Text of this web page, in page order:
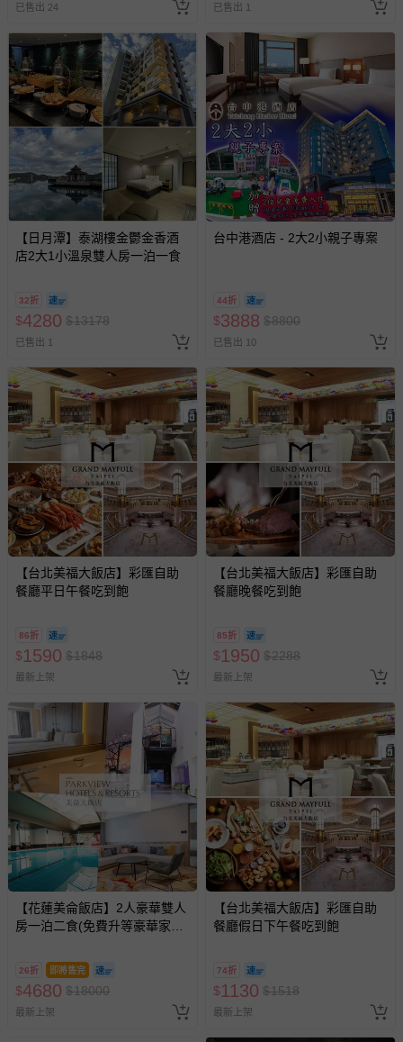
非以有形媒介提供之數位內容或一經提供即為完成之線
上服務，經消費者事先同意始提供（例如線上課程、遊
戲或活動點數等）。
已拆封之以下類型商品：
-個人衛生用品（例如尿布、貼身衣物、泳裝、襪子、地
墊、寢具類等）。
-新生兒親膚衣物（嬰幼兒包巾與背巾、包屁衣、學習
褲、紗布衣等）。
-接觸性孕哺產品（奶嘴、奶瓶、擠乳器、哺乳衣、托腹
帶束縛衣、餐搖椅等）。
-其他原廠盒裝商品封口處已貼上「不可拆封」，或具警
示字句等說明貼紙、封條者。
國際航空、客運、訂房等服務。
相關的退換貨辦理流程，可詳見：退換貨 & 退款問題
其他常見問題：
運送服務：目前提供的運送僅限台灣本島。如您位於離島地
區，可能會無法配送，或須依據商品需加收離島運費。廠商
亦保留出貨與否的權利。離島、偏遠地區、樓層親送等加價
費用，可能會另需加收。
商品實際的配達日期，可於訂單個人資料內的查詢訂單內，
已出貨通知之訊息為主。
如您收到商品，請依正常流程檢查是否完好，若商品遇瑕疵
情形，您可申請更換新品或退貨，請見： 退貨的辦理流程
若您對於會員帳號、商品訂購與資訊、購物流程、付款方
式、折價券與購物金的使用、退貨及商品運送方式等有疑
預購商品：預購為海外同步代購，遇缺貨即會通知媽咪並協
助取消退款事宜。
商品如因「價格、組合」等錯誤原因，導致無法安排出貨，
會主動以簡訊及mail通知訂單取消事宜，並將提供適當補
償。
已售出 24 已售出 1
【日月潭】泰湖樓金鬱金香酒
店2大1小溫泉雙人房一泊一食
32折
$4280 $13178
已售出 1
台中港酒店 - 2大2小親子專案
44折
$3888 $8800
已售出 10
【台北美福大飯店】彩匯自助
餐廳平日午餐吃到飽
86折
$1590 $1848
最新上架
【台北美福大飯店】彩匯自助
餐廳晚餐吃到飽
85折
$1950 $2288
最新上架
【花蓮美侖飯店】2人豪華雙人
房一泊二食(免費升等豪華家庭
26折 即將售完
$4680 $18000
最新上架
【台北美福大飯店】彩匯自助
餐廳假日下午餐吃到飽
74折
$1130 $1518
最新上架